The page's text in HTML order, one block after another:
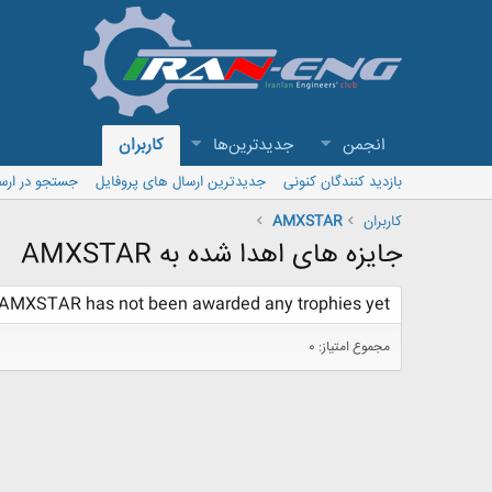
انجمن جدیدترین‌ها کاربران
بازدید کنندگان کنونی جدیدترین ارسال های پروفایل
جستجو در
کاربران
AMXSTAR
جایزه های اهدا شده به AMXSTAR
has not been awarded any trophies yet.
مجموع امتیاز: 0